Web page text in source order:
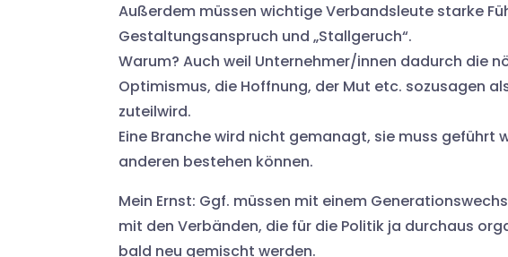
Außerdem müssen wichtige Verbandsleute starke
Gestaltungsanspruch und „Stallgeruch“.
Warum? Auch weil Unternehmer/innen dadurch die
Optimismus, die Hoffnung, der Mut etc. sozusagen
zuteilwird.
Eine Branche wird nicht gemanagt, sie muss geführt
anderen bestehen können.
Mein Ernst: Ggf. müssen mit einem
mit den Verbänden, die für die Politik ja durchaus
bald neu gemischt werden.